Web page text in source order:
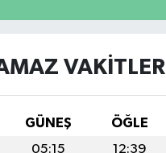
VAKITLERI
GÜNEŞ ÖĞLE
05:15 12:39